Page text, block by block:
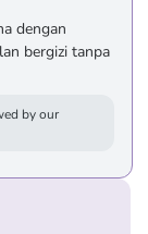
dengan
bergizi tanpa
by our